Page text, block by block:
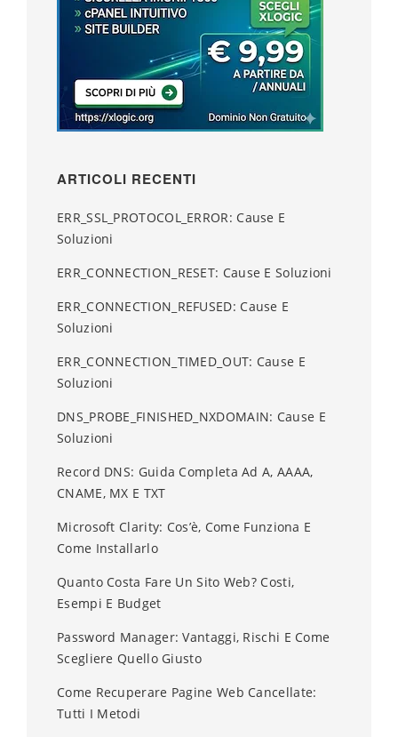
ARTICOLI RECENTI
ERR_SSL_PROTOCOL_ERROR: Cause E
Soluzioni
ERR_CONNECTION_RESET: Cause E Soluzioni
ERR_CONNECTION_REFUSED: Cause E
Soluzioni
ERR_CONNECTION_TIMED_OUT: Cause E
Soluzioni
DNS_PROBE_FINISHED_NXDOMAIN: Cause E
Soluzioni
Record DNS: Guida Completa Ad A, AAAA,
CNAME, MX E TXT
Microsoft Clarity: Cos’è, Come Funziona E
Come Installarlo
Quanto Costa Fare Un Sito Web? Costi,
Esempi E Budget
Password Manager: Vantaggi, Rischi E Come
Scegliere Quello Giusto
Come Recuperare Pagine Web Cancellate:
Tutti I Metodi